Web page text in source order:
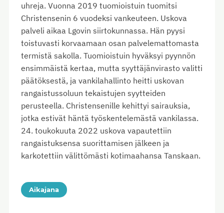
uhreja. Vuonna 2019 tuomioistuin tuomitsi
Christensenin 6 vuodeksi vankeuteen. Uskova
palveli aikaa Lgovin siirtokunnassa. Hän pyysi
toistuvasti korvaamaan osan palvelemattomasta
termistä sakolla. Tuomioistuin hyväksyi pyynnön
ensimmäistä kertaa, mutta syyttäjänvirasto valitti
päätöksestä, ja vankilahallinto heitti uskovan
rangaistussoluun tekaistujen syytteiden
perusteella. Christensenille kehittyi sairauksia,
jotka estivät häntä työskentelemästä vankilassa.
24. toukokuuta 2022 uskova vapautettiin
rangaistuksensa suorittamisen jälkeen ja
karkotettiin välittömästi kotimaahansa Tanskaan.
Aikajana